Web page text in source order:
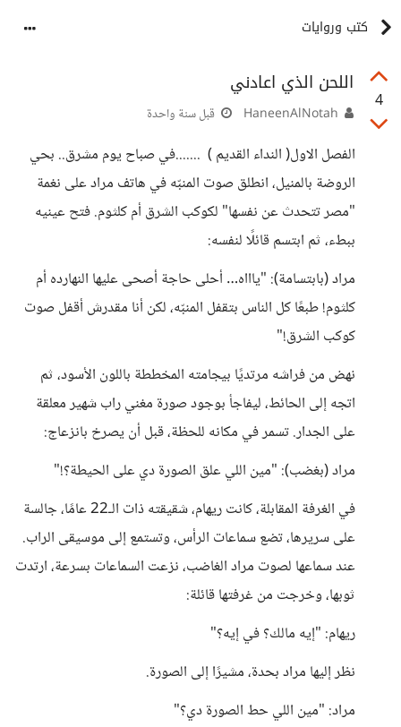
كتب وروايات
4
اللحن الذي اعادني
قبل سنة واحدة
الفصل الاول( النداء القديم ) .......في صباح يوم مشرق.. بحي
الروضة بالمنيل، انطلق صوت المنبّه في هاتف مراد على نغمة
"مصر تتحدث عن نفسها" لكوكب الشرق أم كلثوم. فتح عينيه
ببطء، ثم ابتسم قائلًا لنفسه:
مراد (بابتسامة): "ياااه… أحلى حاجة أصحى عليها النهارده أم
كلثوم! طبعًا كل الناس بتقفل المنبّه، لكن أنا مقدرش أقفل صوت
كوكب الشرق!"
نهض من فراشه مرتديًا بيجامته المخططة باللون الأسود، ثم
اتجه إلى الحائط، ليفاجأ بوجود صورة مغني راب شهير معلقة
على الجدار. تسمر في مكانه للحظة، قبل أن يصرخ بانزعاج:
مراد (بغضب): "مين اللي علق الصورة دي على الحيطة؟!"
في الغرفة المقابلة، كانت ريهام، شقيقته ذات الـ22 عامًا، جالسة
على سريرها، تضع سماعات الرأس، وتستمع إلى موسيقى الراب.
عند سماعها لصوت مراد الغاضب، نزعت السماعات بسرعة، ارتدت
ثوبها، وخرجت من غرفتها قائلة:
ريهام: "إيه مالك؟ في إيه؟"
نظر إليها مراد بحدة، مشيرًا إلى الصورة.
مراد: "مين اللي حط الصورة دي؟"